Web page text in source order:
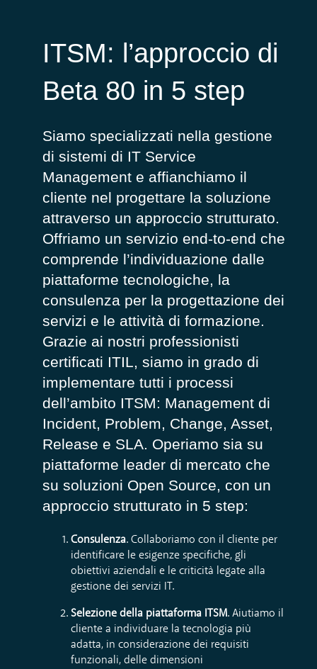
ITSM: l’approccio di
Beta 80 in 5 step
Siamo specializzati nella gestione
di sistemi di IT Service
Management e affianchiamo il
cliente nel progettare la soluzione
attraverso un approccio strutturato.
Offriamo un servizio end-to-end che
comprende l’individuazione dalle
piattaforme tecnologiche, la
consulenza per la progettazione dei
servizi e le attività di formazione.
Grazie ai nostri professionisti
certificati ITIL, siamo in grado di
implementare tutti i processi
dell’ambito ITSM: Management di
Incident, Problem, Change, Asset,
Release e SLA. Operiamo sia su
piattaforme leader di mercato che
su soluzioni Open Source, con un
approccio strutturato in 5 step:
Consulenza. Collaboriamo con il cliente per
identificare le esigenze specifiche, gli
obiettivi aziendali e le criticità legate alla
gestione dei servizi IT.
Selezione della piattaforma ITSM. Aiutiamo il
cliente a individuare la tecnologia più
adatta, in considerazione dei requisiti
funzionali, delle dimensioni